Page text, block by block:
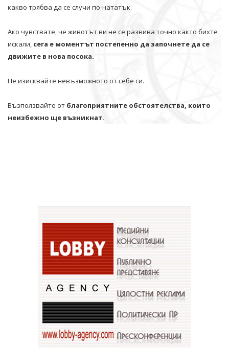
какво трябва да се случи по-нататък.
Ако чувствате, че животът ви не се развива точно както бихте
искали, сега е моментът постепенно да започнете да се
движите в нова посока.
Не изисквайте невъзможното от себе си.
Възползвайте от благоприятните обстоятелства, които
неизбежно ще възникнат.